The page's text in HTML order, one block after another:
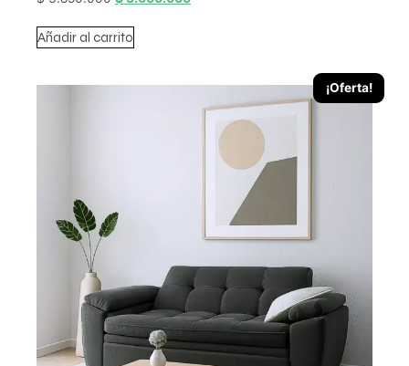
Añadir al carrito
¡Oferta!